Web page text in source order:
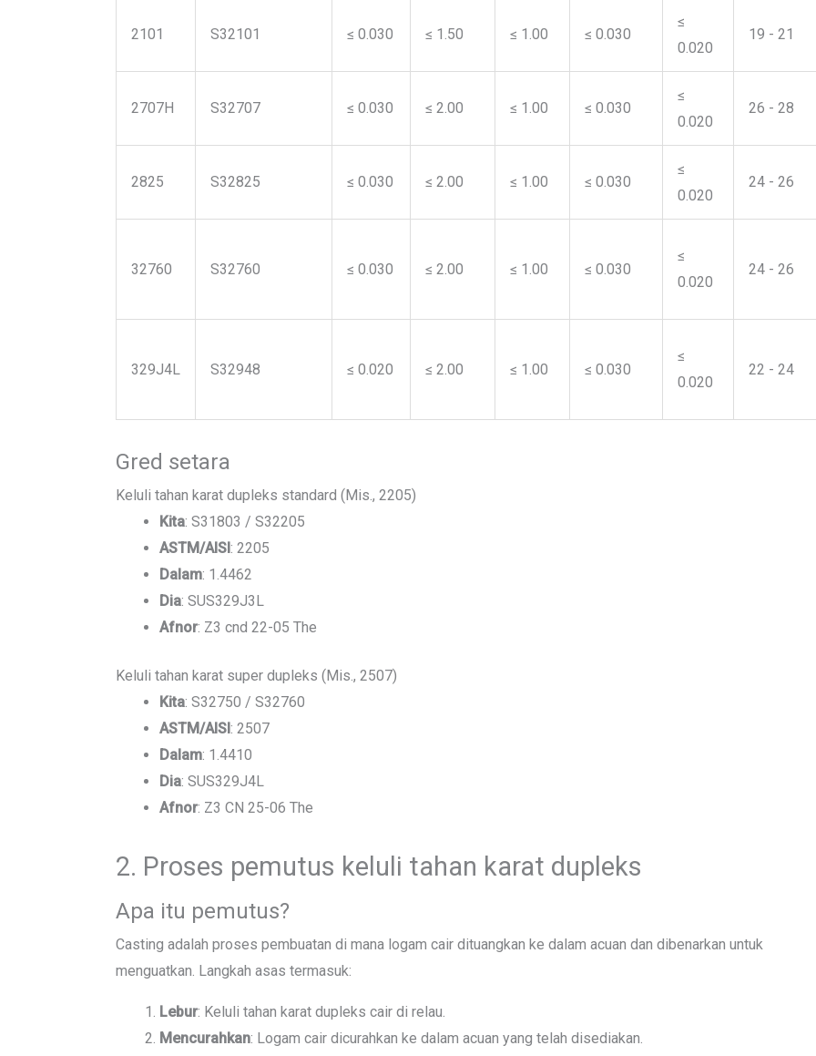
2101 S32101 ≤ 0.030 ≤ 1.50 ≤ 1.00 ≤ 0.030
≤
0.020
19 - 21
2707H S32707 ≤ 0.030 ≤ 2.00 ≤ 1.00 ≤ 0.030
≤
0.020
26 - 28
2825 S32825 ≤ 0.030 ≤ 2.00 ≤ 1.00 ≤ 0.030
≤
0.020
24 - 26
32760 S32760 ≤ 0.030 ≤ 2.00 ≤ 1.00 ≤ 0.030
≤
0.020
24 - 26
329J4L S32948 ≤ 0.020 ≤ 2.00 ≤ 1.00 ≤ 0.030
≤
0.020
22 - 24
Gred setara
Keluli tahan karat dupleks standard (Mis., 2205)
Kita: S31803 / S32205
ASTM/AISI: 2205
Dalam: 1.4462
Dia: SUS329J3L
Afnor: Z3 cnd 22-05 The
Keluli tahan karat super dupleks (Mis., 2507)
Kita: S32750 / S32760
ASTM/AISI: 2507
Dalam: 1.4410
Dia: SUS329J4L
Afnor: Z3 CN 25-06 The
2. Proses pemutus keluli tahan karat dupleks
Apa itu pemutus?
Casting adalah proses pembuatan di mana logam cair dituangkan ke dalam acuan dan dibenarkan untuk
menguatkan. Langkah asas termasuk:
Lebur: Keluli tahan karat dupleks cair di relau.
Mencurahkan: Logam cair dicurahkan ke dalam acuan yang telah disediakan.